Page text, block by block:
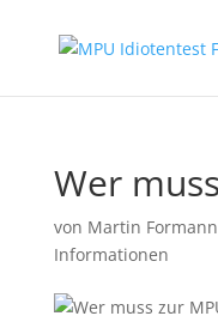
Wer
von Martin Formann
Informationen